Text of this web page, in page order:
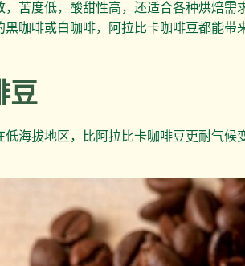
苦度低，酸甜性高，还适合各种烘焙
咖啡或白咖啡，阿拉比卡咖啡豆都能带
豆
海拔地区，比阿拉比卡咖啡豆更耐气